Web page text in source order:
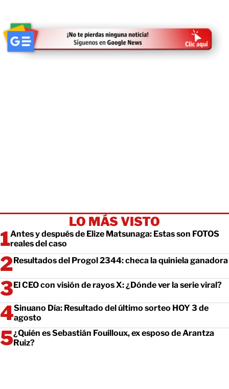
LO MÁS VISTO
Antes y después de Elize Matsunaga: Estas son FOTOS
reales del caso
Resultados del Progol 2344: checa la quiniela ganadora
El CEO con visión de rayos X: ¿Dónde ver la serie viral?
Sinuano Día: Resultado del último sorteo HOY 3 de
agosto
¿Quién es Sebastián Fouilloux, ex esposo de Arantza
Ruiz?